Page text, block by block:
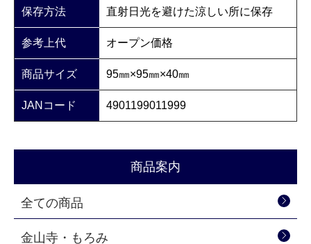
商品案内
全ての商品
金山寺・もろみ
保存方法 直射日光を避けた涼しい所に保存
参考上代 オープン価格
商品サイズ 95㎜×95㎜×40㎜
JANコード 4901199011999